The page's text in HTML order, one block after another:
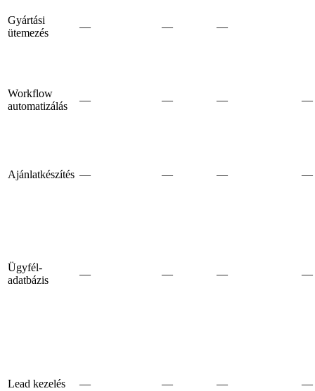
Gyártási
ütemezés
— — —
Workflow
automatizálás
— — — —
Ajánlatkészítés — — — —
Ügyfél-
adatbázis
— — — —
Lead kezelés — — — —